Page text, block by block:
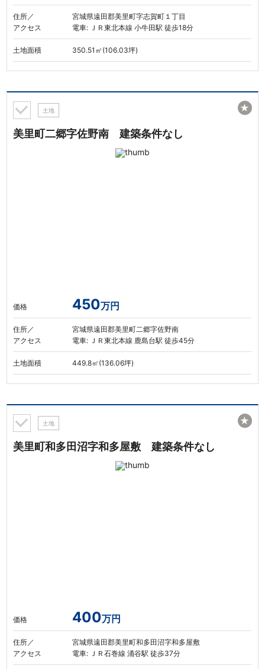
住所／
アクセス
宮城県遠田郡美里町字志賀町１丁目
電車: ＪＲ東北本線 小牛田駅 徒歩18分
土地面積 350.51㎡(106.03坪)
土地
美里町二郷字佐野南 建築条件なし
価格 450万円
住所／
アクセス
宮城県遠田郡美里町二郷字佐野南
電車: ＪＲ東北本線 鹿島台駅 徒歩45分
土地面積 449.8㎡(136.06坪)
★
土地
美里町和多田沼字和多屋敷 建築条件なし
価格 400万円
住所／
アクセス
宮城県遠田郡美里町和多田沼字和多屋敷
電車: ＪＲ石巻線 涌谷駅 徒歩37分
★